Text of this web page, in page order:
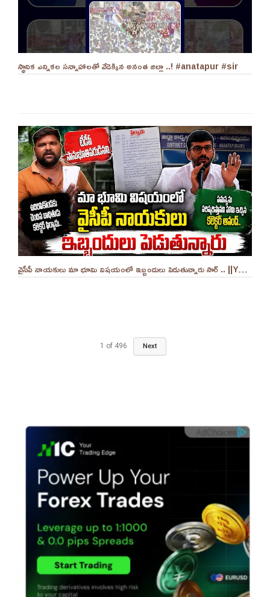
స్థానిక ఎన్నికల సన్నాహాలతో వేడెక్కిన అనంత జిల్లా ..! #anatapur #sir
వైసీపీ నాయకులు మా భూమి విషయంలో ఇబ్బందులు పెడుతున్నారు సార్ .. ||YES 9TV
1 of 496 Next